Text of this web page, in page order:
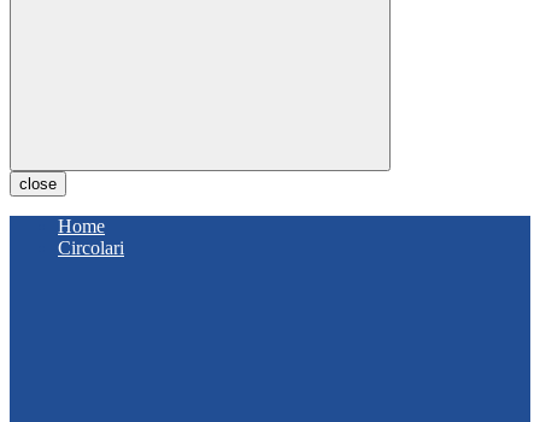
close
Home
Circolari